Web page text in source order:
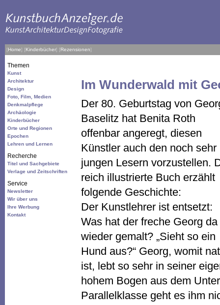
[Home] [Kinderbücher] [Rezensionen]
Themen
Kunst
Architektur
Design
Foto, Film, Medien
Denkmalpflege
Archäologie
Kinderbücher
Orte und Regionen
Epochen
Lehren und Lernen
Recherche
Titel und Sachgebiete
Verlage und Zeitschriften
Service
Newsletter
Wir über uns
Ihre Werbung
Kontakt
Im Wunderwald mit
Der 80. Geburtstag von
Baselitz hat Benita Roth
offenbar angeregt, diesen
Künstler auch den noch sehr
jungen Lesern vorzustellen.
reich illustrierte Buch erzählt
folgende Geschichte:
Der Kunstlehrer ist entsetzt:
Was hat der freche Georg da
wieder gemalt? „Sieht so ein
Hund aus?“ Georg, womit
ist, lebt so sehr in seiner
hohem Bogen aus dem
Parallelklasse geht es ihm